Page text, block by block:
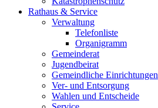
Rathaus & Service
Verwaltung
Telefonliste
Organigramm
Gemeinderat
Jugendbeirat
Gemeindliche Einrichtungen
Ver- und Entsorgung
Wahlen und Entscheide